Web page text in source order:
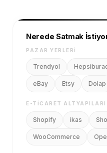
Nerede Satmak
PAZAR YERLERI
Trendyol
eBay Etsy Dolap
E-TICARET ALTYAPILARI
Shopify ikas
WooCommerce